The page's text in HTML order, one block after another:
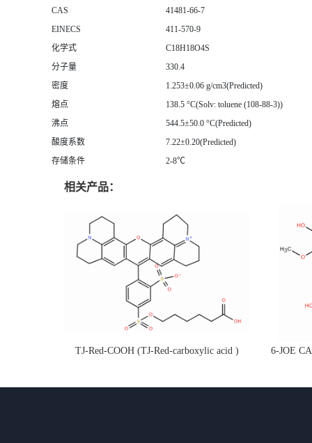
CAS
41481-66-7
EINECS
411-570-9
化学式
C18H18O4S
分子量
330.4
密度
1.253±0.06 g/cm3(Predicted)
熔点
138.5 °C(Solv: toluene (108-88-3))
沸点
544.5±50.0 °C(Predicted)
酸度系数
7.22±0.20(Predicted)
存储条件
2-8℃
相关产品：
TJ-Red-COOH (TJ-Red-carboxylic acid )
制，衍生物)
6-JOE